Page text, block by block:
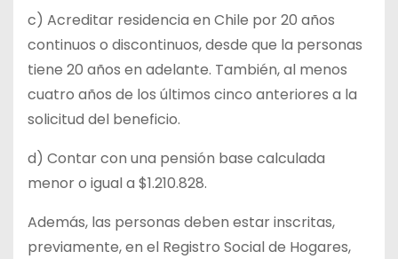
c) Acreditar residencia en Chile por 20 años
continuos o discontinuos, desde que la personas
tiene 20 años en adelante. También, al menos
cuatro años de los últimos cinco anteriores a la
solicitud del beneficio.
d) Contar con una pensión base calculada
menor o igual a $1.210.828.
Además, las personas deben estar inscritas,
previamente, en el Registro Social de Hogares,